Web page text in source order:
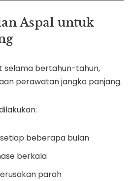
Aspal untuk
selama bertahun-tahun,
perawatan jangka panjang.
beberapa bulan
berkala
parah